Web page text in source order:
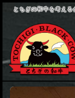
とちぎの和牛を考える